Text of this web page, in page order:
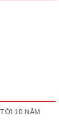
10 NĂM